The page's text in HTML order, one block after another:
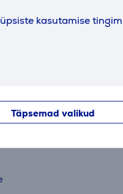
kasutamise
Täpsemad valikud
Peale ostu